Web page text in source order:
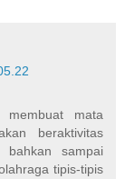
mata
beraktivitas
sampai
tipis-tipis